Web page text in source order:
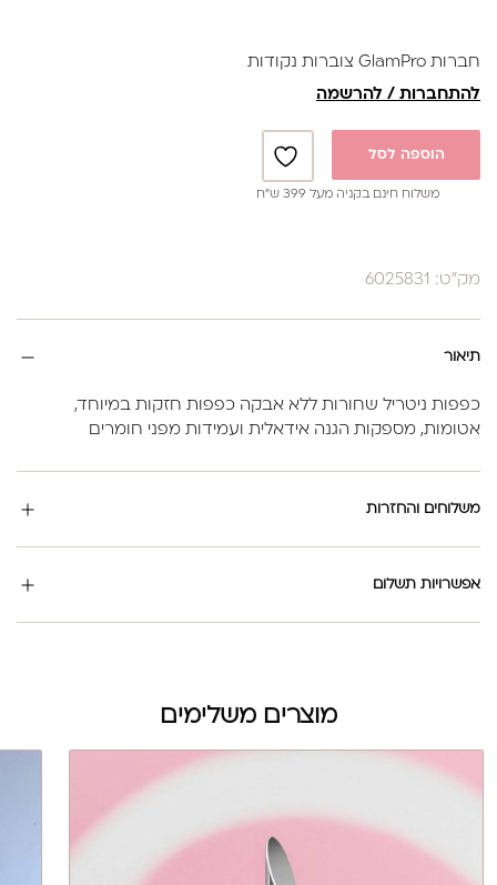
חברות GlamPro צוברות נקודות
להתחברות / להרשמה
הוספה לסל
משלוח חינם בקניה מעל 399 ש”ח
מק"ט: 6025831
תיאור
כפפות ניטריל שחורות ללא אבקה כפפות חזקות במיוחד,
אטומות, מספקות הגנה אידאלית ועמידות מפני חומרים
משלוחים והחזרות
אפשרויות תשלום
מוצרים משלימים